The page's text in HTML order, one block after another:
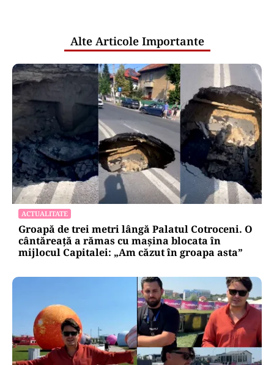
Alte Articole Importante
ACTUALITATE
Groapă de trei metri lângă Palatul Cotroceni. O
cântăreață a rămas cu mașina blocata în
mijlocul Capitalei: „Am căzut în groapa asta”